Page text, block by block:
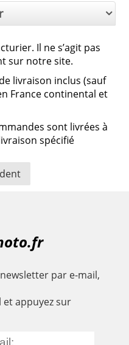
Il ne s’agit pas
sur notre site.
livraison inclus (sauf
France continental et
sont livrées à
spécifié
par e-mail,
et appuyez sur